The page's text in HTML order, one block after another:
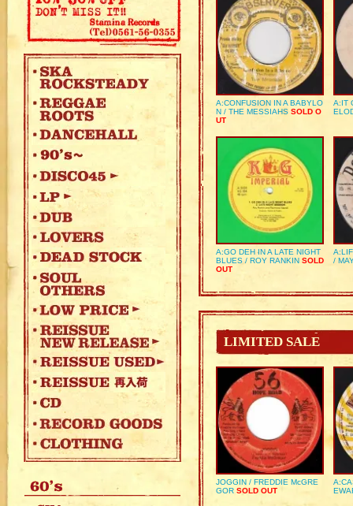
A:CONFUSION IN A BABYLO
N / THE MESSIAHS SOLD O
UT
A:IT
A:GO DEH IN A LATE NIGHT
BLUES / ROY RANKIN SOLD
OUT
/
LIMITED SALE
JOGGIN / FREDDIE McGRE
GOR SOLD OUT